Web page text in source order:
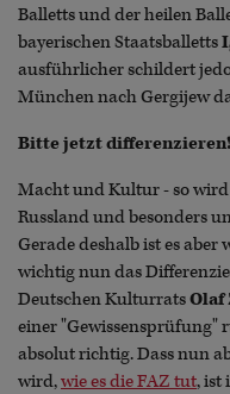
Balletts und der heilen
bayerischen Staatsballetts
ausführlicher schildert
München nach Gergijew
Bitte jetzt differenzieren!
Macht und Kultur - so
Russland und besonders
Gerade deshalb ist es
wichtig nun das
Deutschen KulturratsOlaf
einer "Gewissensprüfung"
absolut richtig. Dass nun
wird,wie es die FAZ tut, ist